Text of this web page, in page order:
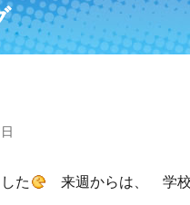
た 来週からは、 学